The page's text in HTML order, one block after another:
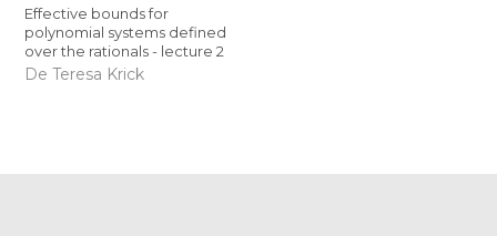
Effective bounds for
polynomial systems defined
over the rationals - lecture 2
De Teresa Krick